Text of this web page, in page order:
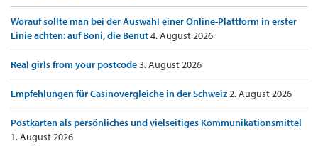
Worauf sollte man bei der Auswahl einer Online-Plattform in erster
Linie achten: auf Boni, die Benut4. August 2026
Real girls from your postcode3. August 2026
Empfehlungen für Casinovergleiche in der Schweiz2. August 2026
Postkarten als persönliches und vielseitiges Kommunikationsmittel
1. August 2026